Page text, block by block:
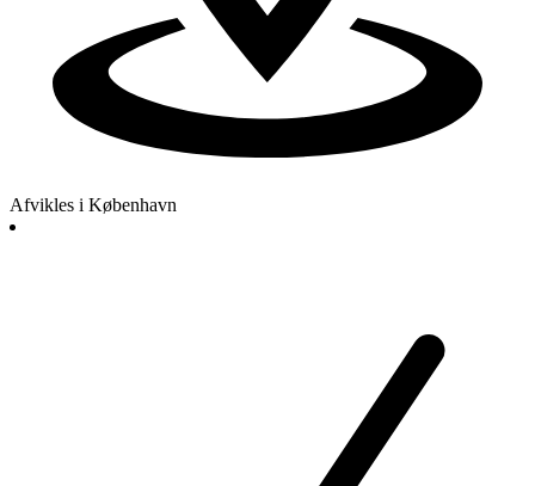
Afvikles i København